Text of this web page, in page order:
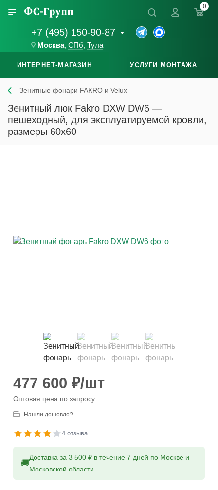
+7 (495) 150-90-87
Москва, СПб, Тула
0
ИНТЕРНЕТ-МАГАЗИН УСЛУГИ МОНТАЖА
Зенитные фонари FAKRO и Velux
Зенитный люк Fakro DXW DW6 —
пешеходный, для эксплуатируемой кровли,
размеры 60x60
477 600 ₽/шт
Оптовая цена по запросу.
Нашли дешевле?
4 отзыва
🚚
Доставка за 3 500 ₽ в течение 7 дней по Москве и
Московской области